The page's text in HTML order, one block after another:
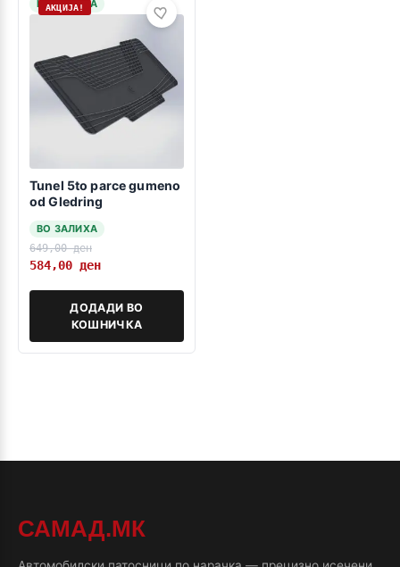
НА ЗАЛИХА
АКЦИЈА!
Tunel 5to parce gumeno
od Gledring
ВО ЗАЛИХА
649,00ден
584,00 ден
ДОДАДИ ВО
КОШНИЧКА
САМАД.МК